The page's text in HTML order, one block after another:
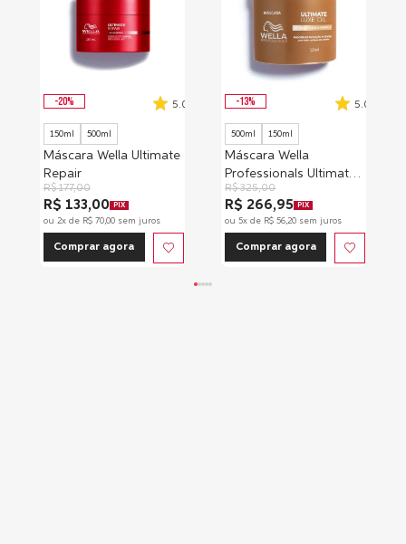
-20% 5.0
150ml 500ml
Máscara Wella Ultimate
Repair
R$ 177,00
R$ 133,00 PIX
ou 2x de R$ 70,00sem juros
Comprar agora
-13% 5.0
500ml 150ml
Máscara Wella
Professionals Ultimate
Luxe Oil
R$ 325,00
R$ 266,95 PIX
ou5x de R$ 56,20 sem juros
Comprar agora